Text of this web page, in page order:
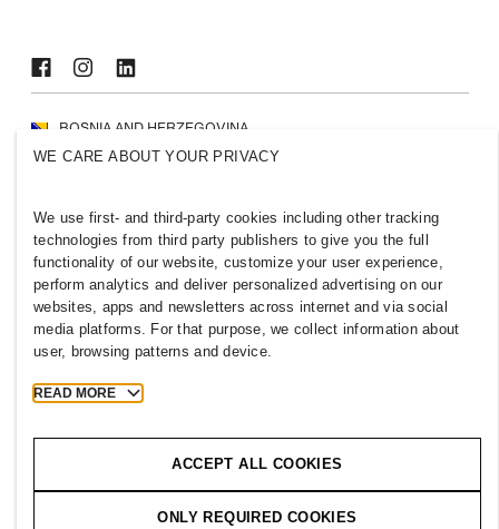
BOSNIA AND HERZEGOVINA
H&M.com
2026 H & M Hennes and Mauritz AB.
The
WE CARE ABOUT YOUR PRIVACY
We use first- and third-party cookies including other tracking
technologies from third party publishers to give you the full
functionality of our website, customize your user experience,
perform analytics and deliver personalized advertising on our
websites, apps and newsletters across internet and via social
media platforms. For that purpose, we collect information about
user, browsing patterns and device.
READ MORE
ACCEPT ALL COOKIES
ONLY REQUIRED COOKIES